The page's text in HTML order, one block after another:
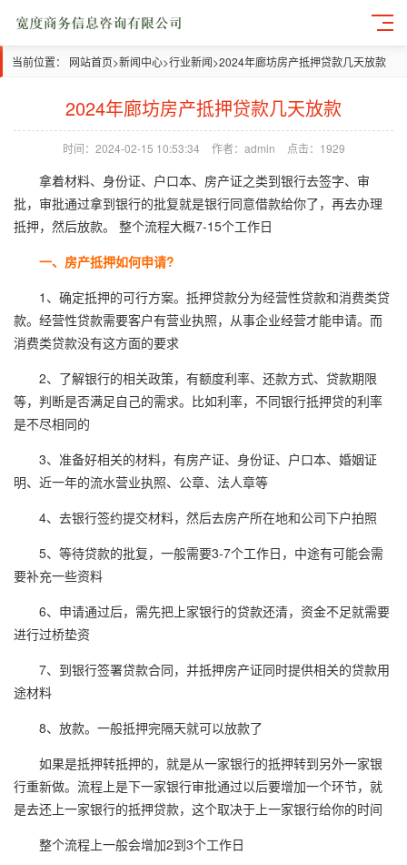
当前位置： 网站首页>新闻中心>行业新闻>2024年廊坊房产抵押贷款几天放款
2024年廊坊房产抵押贷款几天放款
时间：2024-02-15 10:53:34 作者：admin 点击：1929
拿着材料、身份证、户口本、房产证之类到银行去签字、审
批，审批通过拿到银行的批复就是银行同意借款给你了，再去办理
抵押，然后放款。 整个流程大概7-15个工作日
一、房产抵押如何申请?
1、确定抵押的可行方案。抵押贷款分为经营性贷款和消费类贷
款。经营性贷款需要客户有营业执照，从事企业经营才能申请。而
消费类贷款没有这方面的要求
2、了解银行的相关政策，有额度利率、还款方式、贷款期限
等，判断是否满足自己的需求。比如利率，不同银行抵押贷的利率
是不尽相同的
3、准备好相关的材料，有房产证、身份证、户口本、婚姻证
明、近一年的流水营业执照、公章、法人章等
4、去银行签约提交材料，然后去房产所在地和公司下户拍照
5、等待贷款的批复，一般需要3-7个工作日，中途有可能会需
要补充一些资料
6、申请通过后，需先把上家银行的贷款还清，资金不足就需要
进行过桥垫资
7、到银行签署贷款合同，并抵押房产证同时提供相关的贷款用
途材料
8、放款。一般抵押完隔天就可以放款了
如果是抵押转抵押的，就是从一家银行的抵押转到另外一家银
行重新做。流程上是下一家银行审批通过以后要增加一个环节，就
是去还上一家银行的抵押贷款，这个取决于上一家银行给你的时间
整个流程上一般会增加2到3个工作日